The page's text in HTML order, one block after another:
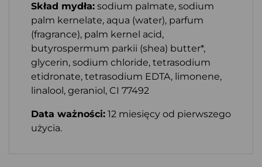
Skład mydła: sodium palmate, sodium
palm kernelate, aqua (water), parfum
(fragrance), palm kernel acid,
butyrospermum parkii (shea) butter*,
glycerin, sodium chloride, tetrasodium
etidronate, tetrasodium EDTA, limonene,
linalool, geraniol, CI 77492
Data ważności: 12 miesięcy od pierwszego
użycia.